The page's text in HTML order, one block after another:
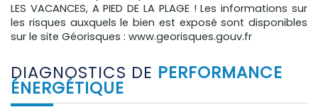
LES VACANCES, A PIED DE LA PLAGE ! Les informations sur
les risques auxquels le bien est exposé sont disponibles
sur le site Géorisques : www.georisques.gouv.fr
DIAGNOSTICS DE PERFORMANCE
ÉNERGÉTIQUE